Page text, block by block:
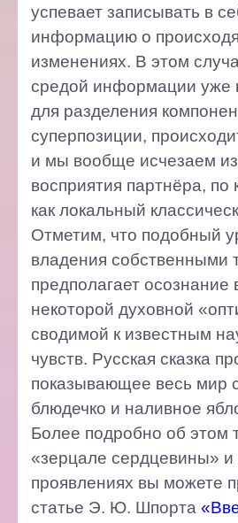
успевает записывать в
информацию о
изменениях. В этом
средой информации уже
для разделения
суперпозиции,
и мы вообще исчезаем
восприятия партнёра, по
как локальный
Отметим, что подобный
владения собственными
предполагает осознание
некоторой духовной
сводимой к известным
чувств. Русская сказка
показывающее весь мир
блюдечко и наливное
Более подробно об этом
«зерцале сердцевины» и
проявлениях вы можете
статье Э. Ю. Шпорта